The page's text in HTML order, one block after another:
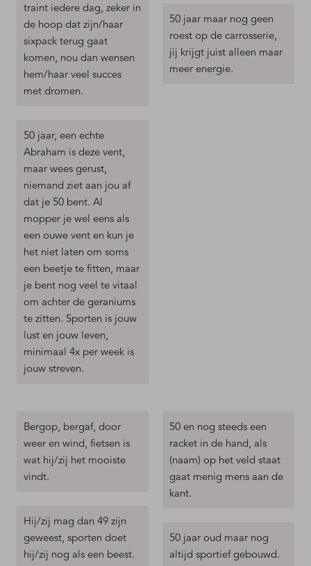
traint iedere dag, zeker in
de hoop dat zijn/haar
sixpack terug gaat
komen, nou dan wensen
hem/haar veel succes
met dromen.
50 jaar, een echte
Abraham is deze vent,
maar wees gerust,
niemand ziet aan jou af
dat je 50 bent. Al
mopper je wel eens als
een ouwe vent en kun je
het niet laten om soms
een beetje te fitten, maar
je bent nog veel te vitaal
om achter de geraniums
te zitten. Sporten is jouw
lust en jouw leven,
minimaal 4x per week is
jouw streven.
50 jaar maar nog geen
roest op de carrosserie,
jij krijgt juist alleen maar
meer energie.
Bergop, bergaf, door
weer en wind, fietsen is
wat hij/zij het mooiste
vindt.
Hij/zij mag dan 49 zijn
geweest, sporten doet
hij/zij nog als een beest.
50 en nog steeds een
racket in de hand, als
(naam) op het veld staat
gaat menig mens aan de
kant.
50 jaar oud maar nog
altijd sportief gebouwd.